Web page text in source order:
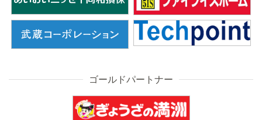
ゴールドパートナー